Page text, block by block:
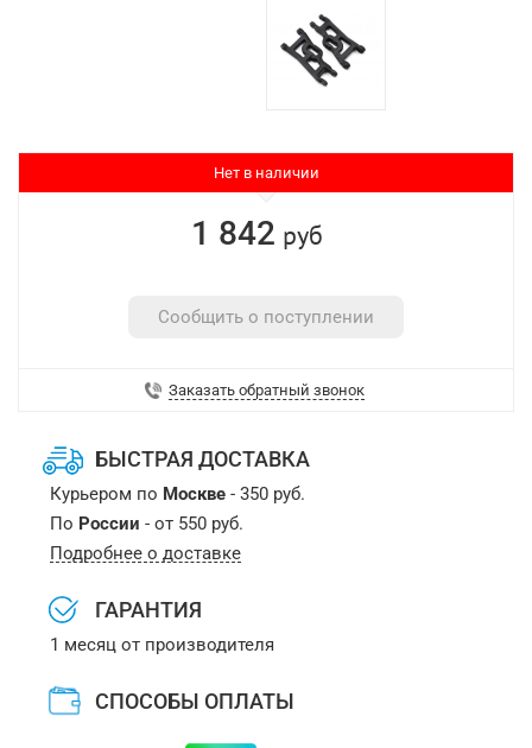
Нет в наличии
1 842 руб
Сообщить о поступлении
Заказать обратный звонок
БЫСТРАЯ ДОСТАВКА
Курьером по Москве- 350 руб.
По России - от 550 руб.
Подробнее о доставке
ГАРАНТИЯ
1 месяц от производителя
СПОСОБЫ ОПЛАТЫ